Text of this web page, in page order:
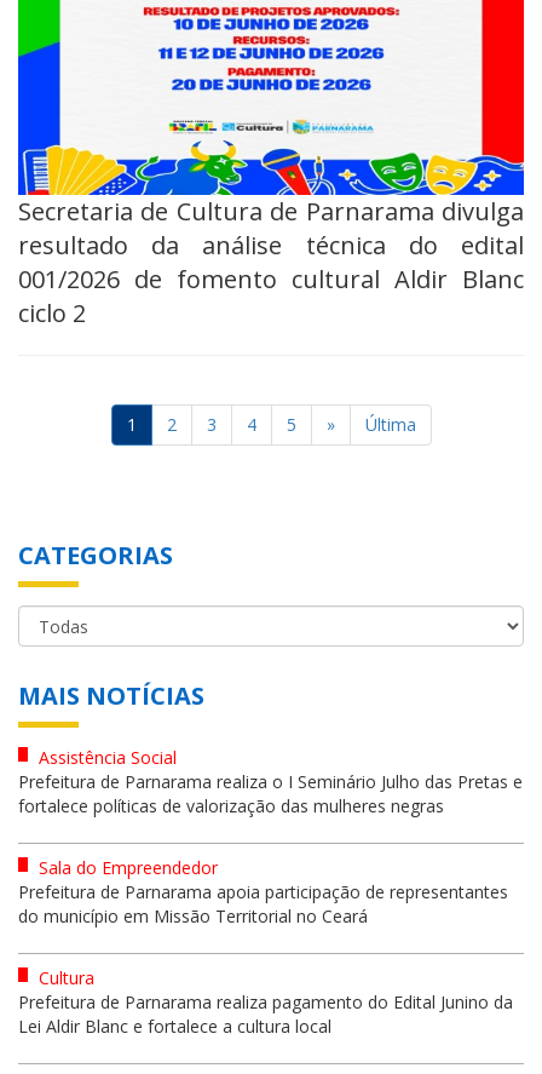
Secretaria de Cultura de Parnarama divulga
resultado da análise técnica do edital
001/2026 de fomento cultural Aldir Blanc
ciclo 2
1 2 3 4 5 » Última
CATEGORIAS
MAIS NOTÍCIAS
Assistência Social
Prefeitura de Parnarama realiza o I Seminário Julho das Pretas e
fortalece políticas de valorização das mulheres negras
Sala do Empreendedor
Prefeitura de Parnarama apoia participação de representantes
do município em Missão Territorial no Ceará
Cultura
Prefeitura de Parnarama realiza pagamento do Edital Junino da
Lei Aldir Blanc e fortalece a cultura local